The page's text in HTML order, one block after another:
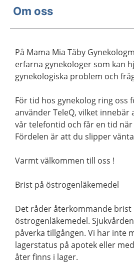
Om oss
På Mama Mia Täby
erfarna gynekologer som kan
gynekologiska problem och
För tid hos gynekolog ring oss
använder TeleQ, vilket
vår telefontid och får en tid
Fördelen är att du slipper
Varmt välkommen till oss !
Brist på östrogenläkemedel
Det råder återkommande brist
östrogenläkemedel.
påverka tillgången. Vi har inte
lagerstatus på apotek eller
åter finns i lager.